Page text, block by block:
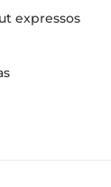
expressos